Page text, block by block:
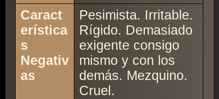
Caract
erística
s
Negativ
as
Pesimista. Irritable.
Rígido. Demasiado
exigente consigo
mismo y con los
demás. Mezquino.
Cruel.